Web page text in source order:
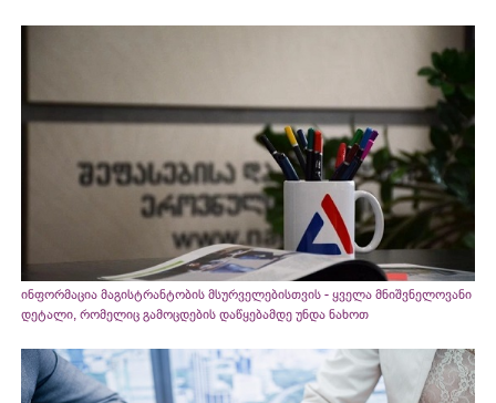
ინფორმაცია მაგისტრანტობის მსურველებისთვის - ყველა მნიშვნელოვანი
დეტალი, რომელიც გამოცდების დაწყებამდე უნდა ნახოთ